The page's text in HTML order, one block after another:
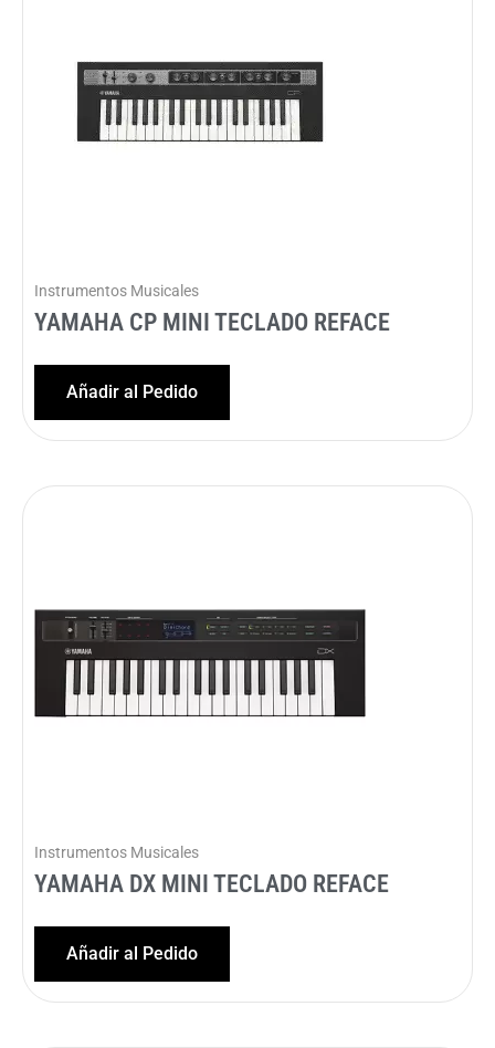
Instrumentos Musicales
YAMAHA CP MINI TECLADO REFACE
Añadir al Pedido
Instrumentos Musicales
YAMAHA DX MINI TECLADO REFACE
Añadir al Pedido